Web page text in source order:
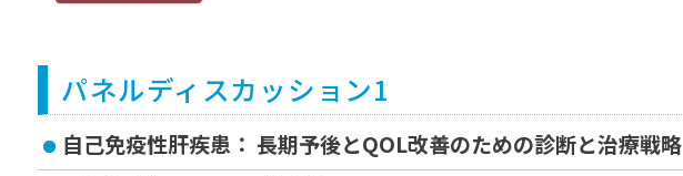
パネルディスカッション1
自己免疫性肝疾患： 長期予後とQOL改善のための診断と治療戦略